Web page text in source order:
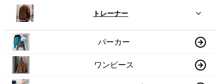
トレーナー
パーカー
ワンピース